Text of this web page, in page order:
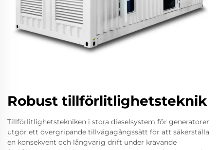
Robust tillförlitlighetsteknik
Tillförlitlighetstekniken i stora dieselsystem för generatorer
utgör ett övergripande tillvägagångssätt för att säkerställa
en konsekvent och långvarig drift under krävande